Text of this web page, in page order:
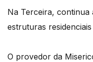
Na Terceira, continua
estruturas
O provedor da